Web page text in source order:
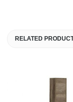
RELATED